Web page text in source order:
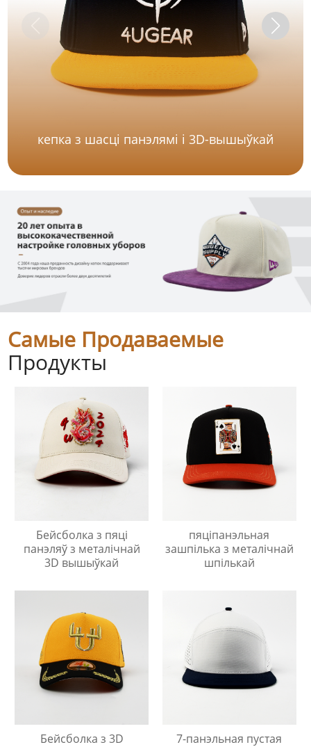
кепка з шасці панэлямі і 3D-вышыўкай
Самые Продаваемые
Продукты
Бейсболка з пяці
панэляў з металічнай
3D вышыўкай
пяціпанэльная
зашпілька з металічнай
шпількай
Бейсболка з 3D
7-панэльная пустая